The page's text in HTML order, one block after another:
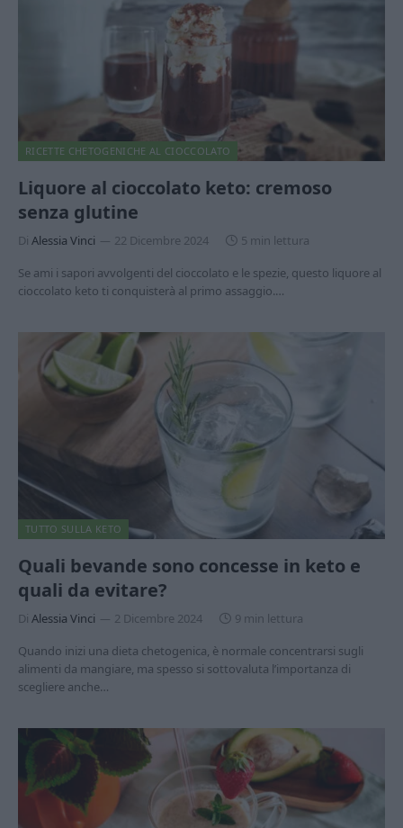
RICETTE CHETOGENICHE AL CIOCCOLATO
Liquore al cioccolato keto: cremoso
senza glutine
Di Alessia Vinci 22 Dicembre 2024
5 min lettura
Se ami i sapori avvolgenti del cioccolato e le spezie, questo liquore al
cioccolato keto ti conquisterà al primo assaggio.…
TUTTO SULLA KETO
Quali bevande sono concesse in keto e
quali da evitare?
Di Alessia Vinci 2 Dicembre 2024
9 min lettura
Quando inizi una dieta chetogenica, è normale concentrarsi sugli
alimenti da mangiare, ma spesso si sottovaluta l’importanza di
scegliere anche…